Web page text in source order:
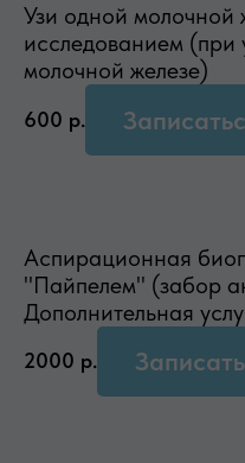
Узи одной молочной
исследованием (при
молочной железе)
600 р.
Аспирационная
"Пайпелем" (забор
Дополнительная
2000 р.